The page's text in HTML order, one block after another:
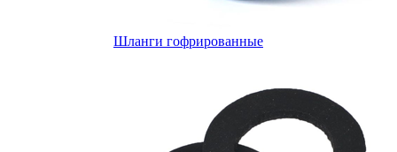
Шланги гофрированные